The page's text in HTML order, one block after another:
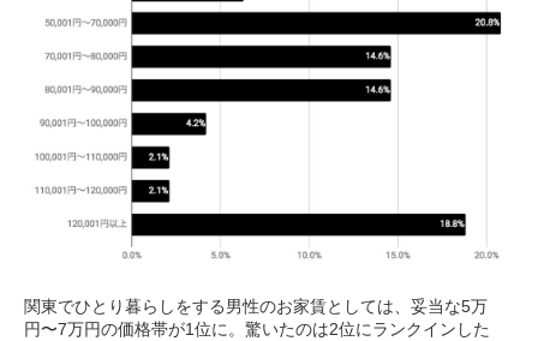
関東でひとり暮らしをする男性のお家賃としては、妥当な5万
円〜7万円の価格帯が1位に。驚いたのは2位にランクインした